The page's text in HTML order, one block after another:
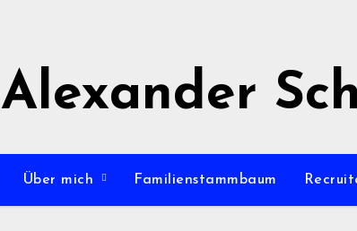
Alexander
Über mich Familienstammbaum